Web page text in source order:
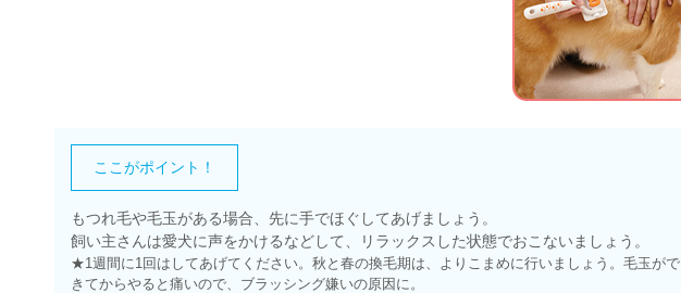
ここがポイント！
もつれ毛や毛玉がある場合、先に手でほぐしてあげましょう。
飼い主さんは愛犬に声をかけるなどして、リラックスした状態でおこないましょう。
★1週間に1回はしてあげてください。秋と春の換毛期は、よりこまめに行いましょう。毛玉がで
きてからやると痛いので、ブラッシング嫌いの原因に。